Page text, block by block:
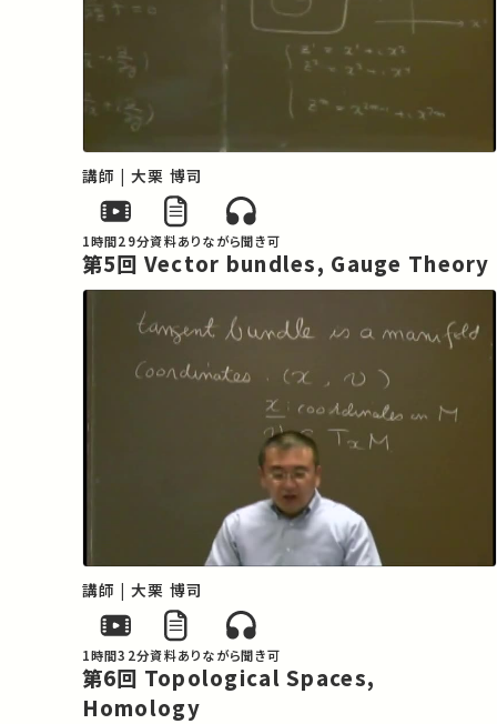
講師 | 大栗 博司
1時間29分資料ありながら聞き可
第5回 Vector bundles, Gauge Theory
講師 | 大栗 博司
1時間32分資料ありながら聞き可
第6回 Topological Spaces,
Homology